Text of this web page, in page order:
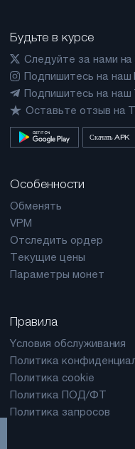
Будьте в курсе
Следуйте за нами на
Подпишитесь на наш
Подпишитесь на наш
Оставьте отзыв на
Скачать APK
Особенности
Обменять
VPM
Отследить ордер
Текущие цены
Параметры монет
Правила
Yсловия обслуживания
Политика
Политика cookie
Политика ПОД/ФТ
Политика запросов